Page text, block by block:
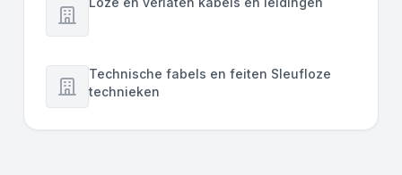
Technische fabels en feiten Sleufloze
technieken